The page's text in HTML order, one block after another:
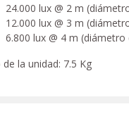
24.000 lux @ 2 m
12.000 lux @ 3 m
6.800 lux @ 4 m (diámetro
de la unidad: 7.5 Kg